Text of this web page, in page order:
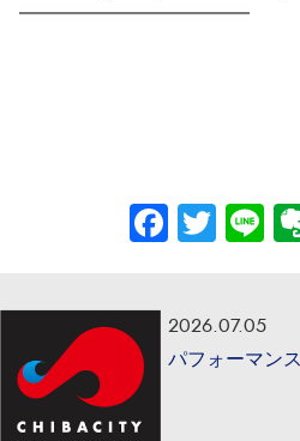
━━━━━━━━━━━━
2026.07.05
パフォーマン